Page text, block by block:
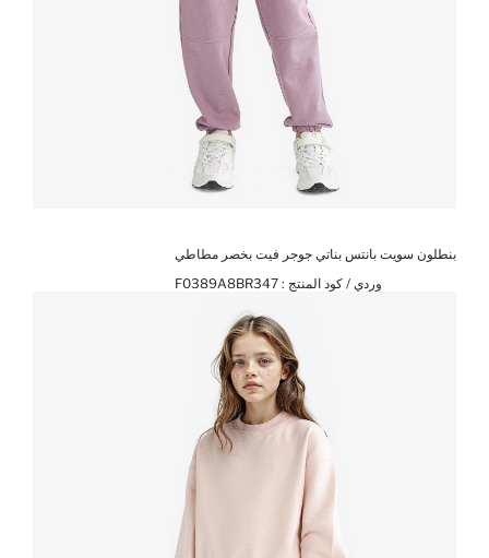
بنطلون سويت بانتس بناتي جوجر فيت بخصر مطاطي
وردي / كود المنتج : F0389A8BR347